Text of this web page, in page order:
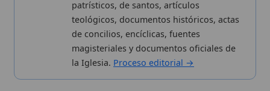
Canal de WhatsApp
Únete · publicación regular
Perfil de Instagram
Síguenos · @wikitolica